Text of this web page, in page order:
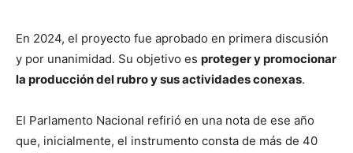
En 2024, el proyecto fue aprobado en primera discusión
y por unanimidad. Su objetivo es proteger y promocionar
la producción del rubro y sus actividades conexas.
El Parlamento Nacional refirió en una nota de ese año
que, inicialmente, el instrumento consta de más de 40